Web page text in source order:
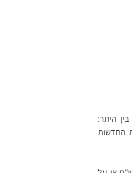
היתר:
החדשות